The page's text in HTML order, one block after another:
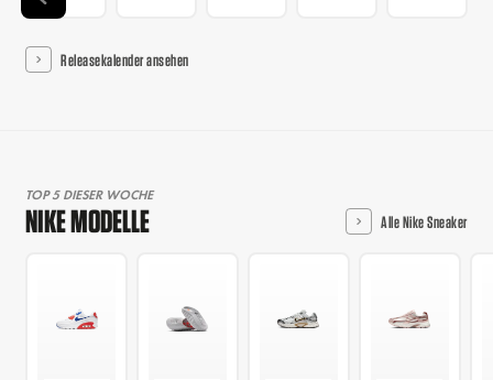
Releasekalender ansehen
TOP 5 DIESER WOCHE
NIKE MODELLE Alle Nike Sneaker